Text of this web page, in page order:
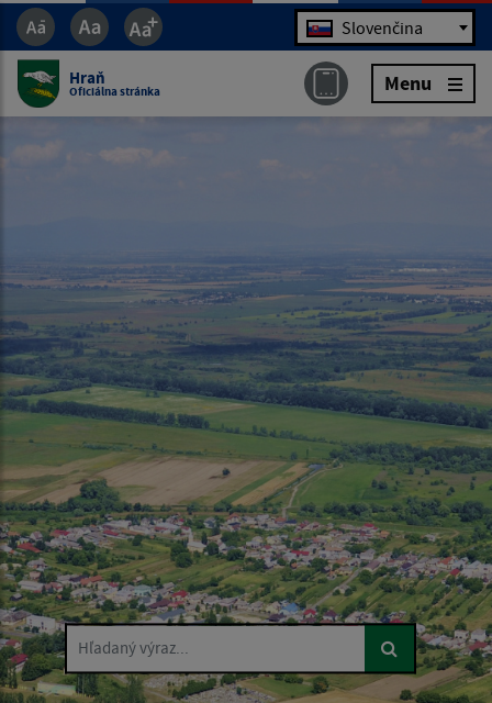
Jazyk Slovenčina
Hraň
Oficiálna stránka Menu
Hľadaný výraz...